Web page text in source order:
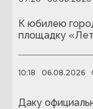
К юбилею
площадку
10:18 06.08.2026
Даку